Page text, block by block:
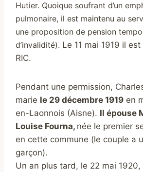
Hutier. Quoique soufrant d’un
pulmonaire, il est maintenu au
une proposition de pension
d’invalidité). Le 11 mai 1919 il
RIC.
Pendant une permission,
marie le 29 décembre 1919 en
en-Laonnois (Aisne). Il épouse
Louise Fourna, née le premier
en cette commune (le couple a
garçon).
Un an plus tard, le 22 mai 1920,